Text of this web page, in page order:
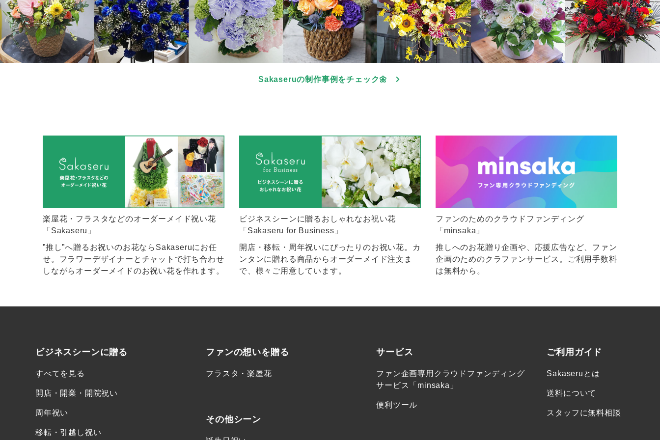
Sakaseruの制作事例をチェック🌼
楽屋花・フラスタなどのオーダーメイド祝い花
「Sakaseru」
”推し”へ贈るお祝いのお花ならSakaseruにお任
せ。フラワーデザイナーとチャットで打ち合わせ
しながらオーダーメイドのお祝い花を作れます。
ビジネスシーンに贈るおしゃれなお祝い花
「Sakaseru for Business」
開店・移転・周年祝いにぴったりのお祝い花。カ
ンタンに贈れる商品からオーダーメイド注文ま
で、様々ご用意しています。
ファンのためのクラウドファンディング
「minsaka」
推しへのお花贈り企画や、応援広告など、ファン
企画のためのクラファンサービス。ご利用手数料
は無料から。
ビジネスシーンに贈る
すべてを見る
開店・開業・開院祝い
周年祝い
移転・引越し祝い
ファンの想いを贈る
フラスタ・楽屋花
その他シーン
サービス
ファン企画専用クラウドファンディング
サービス「minsaka」
便利ツール
ご利用ガイド
Sakaseruとは
送料について
スタッフに無料相談